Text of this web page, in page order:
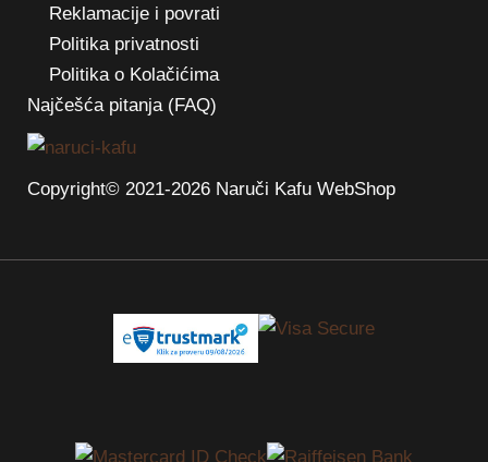
Reklamacije i povrati
Politika privatnosti
Politika o Kolačićima
Najčešća pitanja (FAQ)
Copyright© 2021-2026 Naruči Kafu WebShop